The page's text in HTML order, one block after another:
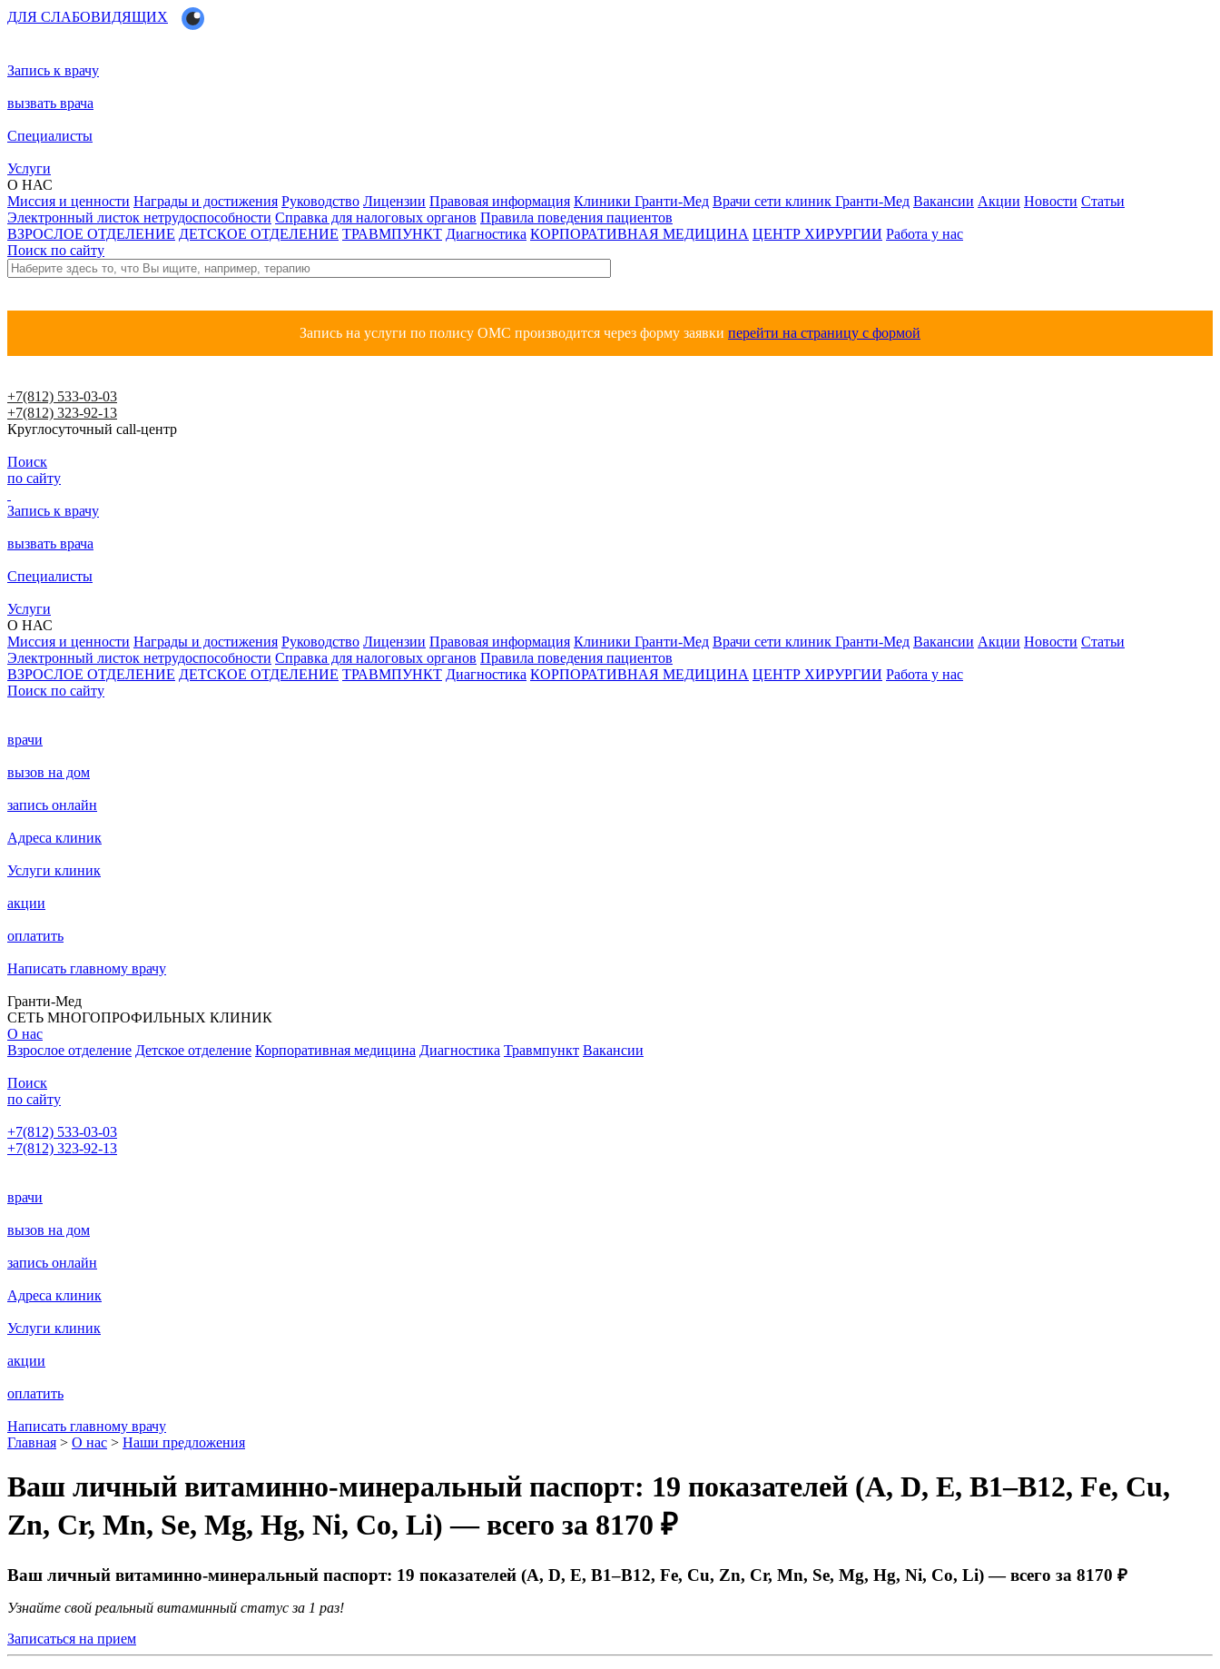
ДЛЯ СЛАБОВИДЯЩИХ
Запись к врачу
вызвать врача
Специалисты
Услуги
О НАС
Миссия и ценности Награды и достижения Руководство Лицензии Правовая информация Клиники Гранти-Мед Врачи сети клиник Гранти-Мед Вакансии Акции Новости Статьи
Электронный листок нетрудоспособности Справка для налоговых органов Правила поведения пациентов
ВЗРОСЛОЕ ОТДЕЛЕНИЕ ДЕТСКОЕ ОТДЕЛЕНИЕ ТРАВМПУНКТ Диагностика КОРПОРАТИВНАЯ МЕДИЦИНА ЦЕНТР ХИРУРГИИ Работа у нас
Поиск по сайту
Запись на услуги по полису ОМС производится через форму заявки перейти на страницу с формой
+7(812) 533-03-03
+7(812) 323-92-13
Круглосуточный call-центр
Поиск
по сайту
Запись к врачу
вызвать врача
Специалисты
Услуги
О НАС
Миссия и ценности Награды и достижения Руководство Лицензии Правовая информация Клиники Гранти-Мед Врачи сети клиник Гранти-Мед Вакансии Акции Новости Статьи
Электронный листок нетрудоспособности Справка для налоговых органов Правила поведения пациентов
ВЗРОСЛОЕ ОТДЕЛЕНИЕ ДЕТСКОЕ ОТДЕЛЕНИЕ ТРАВМПУНКТ Диагностика КОРПОРАТИВНАЯ МЕДИЦИНА ЦЕНТР ХИРУРГИИ Работа у нас
Поиск по сайту
врачи
вызов на дом
запись онлайн
Адреса клиник
Услуги клиник
акции
оплатить
Написать главному врачу
Гранти-Мед
СЕТЬ МНОГОПРОФИЛЬНЫХ КЛИНИК
О нас
Взрослое отделение Детское отделение Корпоративная медицина Диагностика Травмпункт Вакансии
Поиск
по сайту
+7(812) 533-03-03
+7(812) 323-92-13
врачи
вызов на дом
запись онлайн
Адреса клиник
Услуги клиник
акции
оплатить
Написать главному врачу
Главная > О нас > Наши предложения
Ваш личный витаминно-минеральный паспорт: 19 показателей (A, D, E, B1–B12, Fe, Cu,
Zn, Cr, Mn, Se, Mg, Hg, Ni, Co, Li) — всего за 8170 ₽
Ваш личный витаминно-минеральный паспорт: 19 показателей (A, D, E, B1–B12, Fe, Cu, Zn, Cr, Mn, Se, Mg, Hg, Ni, Co, Li) — всего за 8170 ₽
Узнайте свой реальный витаминный статус за 1 раз!
Записаться на прием